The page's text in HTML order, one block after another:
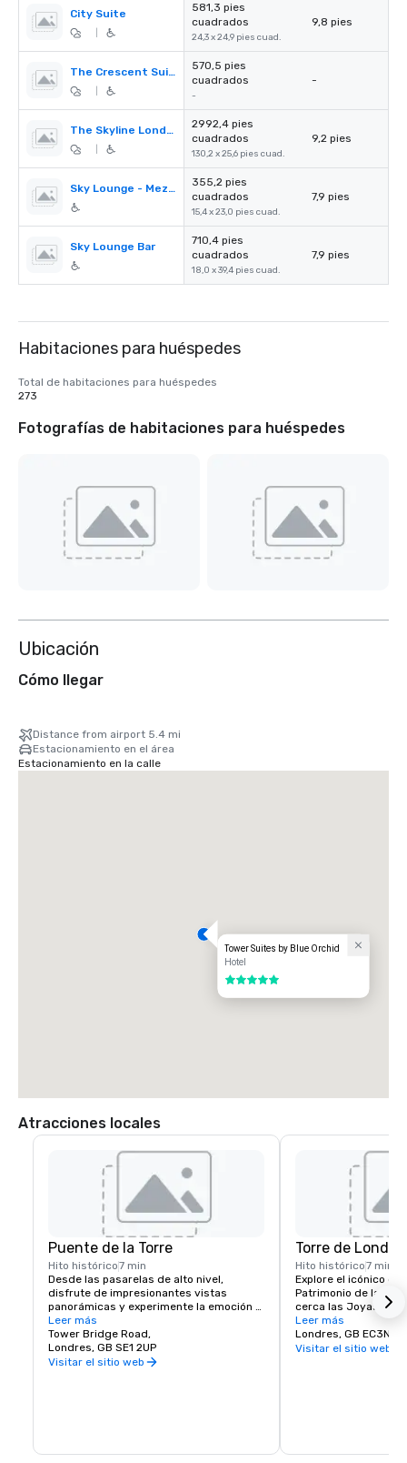
City Suite
581,3 pies
cuadrados
24,3 x 24,9 pies cuad.
9,8 pies
The Crescent Suite
570,5 pies
cuadrados
-
-
The Skyline London
2992,4 pies
cuadrados
130,2 x 25,6 pies cuad.
9,2 pies
Sky Lounge - Mezzanine
355,2 pies
cuadrados
15,4 x 23,0 pies cuad.
7,9 pies
Sky Lounge Bar
710,4 pies
cuadrados
18,0 x 39,4 pies cuad.
7,9 pies
Habitaciones para huéspedes
Total de habitaciones para huéspedes
273
Fotografías de habitaciones para huéspedes
Ubicación
Cómo llegar
Distance from airport 5.4 mi
Estacionamiento en el área
Estacionamiento en la calle
Tower Suites by Blue Orchid
Hotel
5 de 5
Atracciones locales
Puente de la Torre
Hito histórico7 min
Desde las pasarelas de alto nivel,
disfrute de impresionantes vistas
panorámicas y experimente la emoción
de ver la vida londinense a través del
suelo de cristal.
Leer más
Tower Bridge Road,
Londres, GB SE1 2UP
Visitar el sitio web
Torre de
Hito histórico7 min
Explore el icónico
Patrimonio de la
cerca las Joyas de
del Jubileo de
legendarios
Yeoman y vea la
Leer más
Londres, GB EC3N
Visitar el sitio web